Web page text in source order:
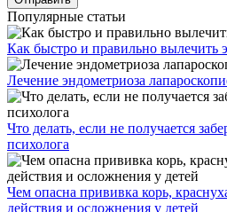
Популярные статьи
Как быстро и правильно вылечить
Лечение эндометриоза
Что делать, если не получается
психолога
Чем опасна прививка корь,
действия и осложнения у детей